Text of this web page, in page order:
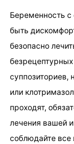
Беременность
быть
безопасно
или
проходят,
лечения вашей
соблюдайте все